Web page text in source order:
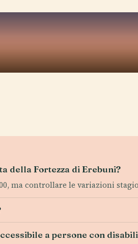
della Fortezza di Erebuni?
ma controllare le variazioni
a persone con